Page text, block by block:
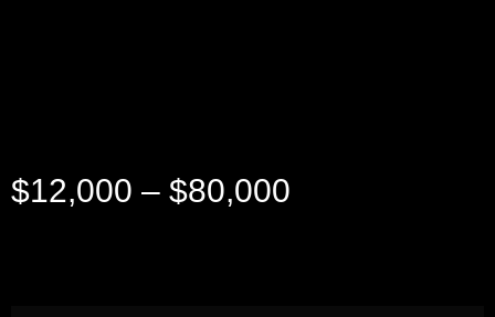
$12,000 – $80,000